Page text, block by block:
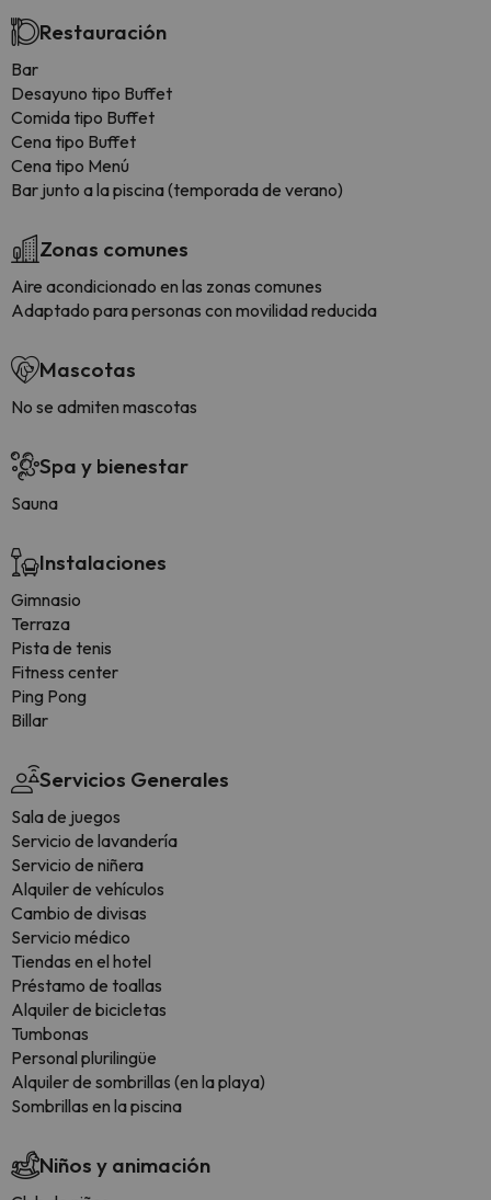
Restauración
Bar
Desayuno tipo Buffet
Comida tipo Buffet
Cena tipo Buffet
Cena tipo Menú
Bar junto a la piscina (temporada de verano)
Zonas comunes
Aire acondicionado en las zonas comunes
Adaptado para personas con movilidad reducida
Mascotas
No se admiten mascotas
Spa y bienestar
Sauna
Instalaciones
Gimnasio
Terraza
Pista de tenis
Fitness center
Ping Pong
Billar
Servicios Generales
Sala de juegos
Servicio de lavandería
Servicio de niñera
Alquiler de vehículos
Cambio de divisas
Servicio médico
Tiendas en el hotel
Préstamo de toallas
Alquiler de bicicletas
Tumbonas
Personal plurilingüe
Alquiler de sombrillas (en la playa)
Sombrillas en la piscina
Niños y animación